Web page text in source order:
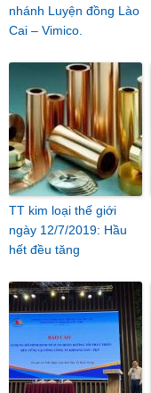
nhánh Luyện đồng Lào
Cai – Vimico.
TT kim loại thế giới
ngày 12/7/2019: Hầu
hết đều tăng